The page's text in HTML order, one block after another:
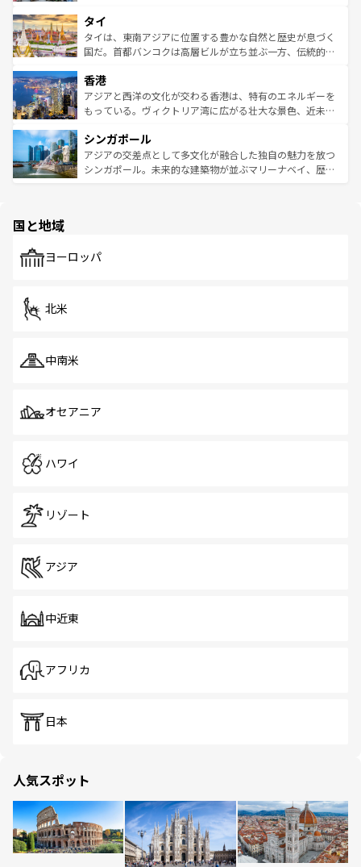
リティに包まれながら、韓国の多彩な魅力を心ゆくまで味
わってみてほしい。 なお、新着の韓国情報はコンテンツ一
覧を参照してほしい。
急速な発展と共に伝統が息づく。ハノイの古い町並みやホ
ーチミン市のフランス統治時代の建物も、独特の雰囲気を
醸し出している。また、バラエティの豊かさとおいしさで
とつ。フォーやバインミー、ベトナムコーヒーなどは、ぜ
ひ現地で味わいたい。どの地域を訪れてもあたたかい人々
が旅行者を迎えてくれるので、きっと忘れられない旅にな
参照してほしい。
タイ
タイは、東南アジアに位置する豊かな自然と歴史が息づく
国だ。首都バンコクは高層ビルが立ち並ぶ一方、伝統的な
の活気が交差している。北部ではチェンマイなどの山岳地
帯で自然と触れ合い、南部ではプーケットやクラビの美し
いビーチでリゾート気分を楽しむことができる。タイ料理
激する。気候は一年中温暖で、どの季節にも異なる楽しみ
が待っている。親しみやすいタイの人々、仏教を中心とし
た文化、そして多様な観光資源が、訪れる旅人を魅了し続
香港
アジアと西洋の文化が交わる香港は、特有のエネルギーを
もっている。ヴィクトリア湾に広がる壮大な景色、近未来
み、どこを訪れても感動するはず。観光スポットが密集し
ており、効率よく見どころを回れるのも魅力。息をのむよ
うな絶景から文化的な体験まで、香港を存分に楽しみ尽く
シンガポール
アジアの交差点として多文化が融合した独自の魅力を放つ
シンガポール。未来的な建築物が並ぶマリーナベイ、歴史
で、ホーカーズは地元の風情を楽しめる外せないスポット
国と地域
ヨーロッパ
北米
中南米
オセアニア
ハワイ
リゾート
アジア
中近東
アフリカ
日本
人気スポット